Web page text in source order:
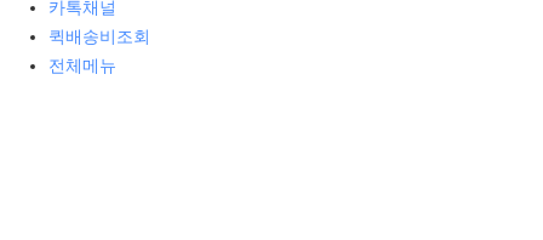
카톡채널
퀵배송비조회
전체메뉴